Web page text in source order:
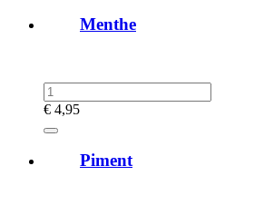
Menthe
€ 4,95
Piment